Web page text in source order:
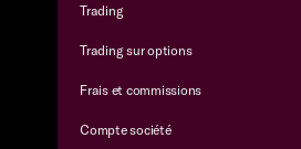
Trading
Trading sur options
Frais et commissions
Compte société